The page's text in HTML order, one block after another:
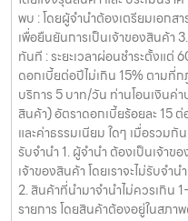
พบ : โดยผู้จำนำต้องเตรียมเอกสา
เพื่อยืนยันการเป็นเจ้าของสินค้า
ทันที : ระยะเวลาผ่อนชำระตั้งแต่
ดอกเบี้ยต่อปีไม่เกิน 15% ตามที่
บริการ 5 บาท/วัน ท่านโอนเงินค่
สินค้า) อัตราดอกเบี้ยร้อยละ 15
และค่าธรรมเนียม ใดๆ เมื่อรวม
รับจำนำ 1. ผู้จำนำ ต้องเป็นเจ้า
เจ้าของสินค้า โดยเราจะไม่รับจำ
2. สินค้าที่นำมาจำนำไม่ควรเกิน
รายการ โดยสินค้าต้องอยู่ในสภา